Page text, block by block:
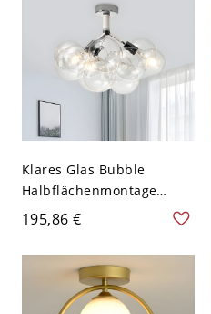
Klares Glas Bubble
Halbflächenmontage
Zeitgenössische 3-Birnen
Chrom-Finish
Deckenleuchte
195,86 €